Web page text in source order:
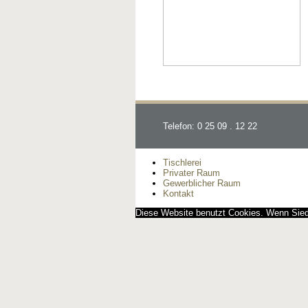
Telefon: 0 25 09 . 12 22
Tischlerei
Privater Raum
Gewerblicher Raum
Kontakt
Diese Website benutzt Cookies. Wenn